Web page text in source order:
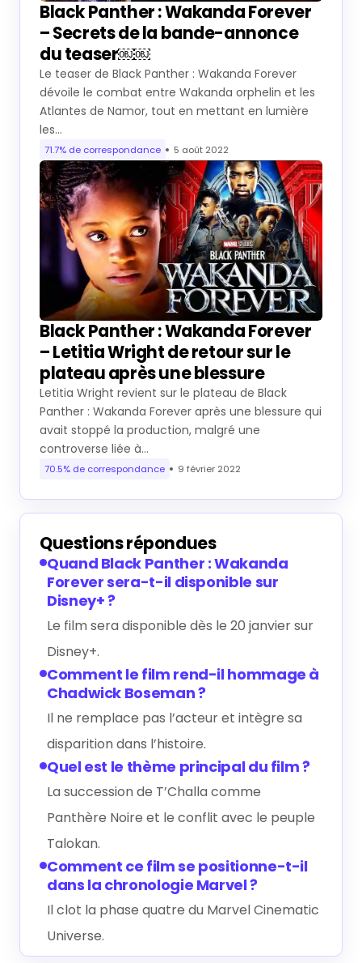
Black Panther : Wakanda Forever
– Secrets de la bande-annonce
du teaser￼￼
Le teaser de Black Panther : Wakanda Forever
dévoile le combat entre Wakanda orphelin et les
Atlantes de Namor, tout en mettant en lumière
les…
71.7% de correspondance 5 août 2022
Black Panther : Wakanda Forever
– Letitia Wright de retour sur le
plateau après une blessure
Letitia Wright revient sur le plateau de Black
Panther : Wakanda Forever après une blessure qui
avait stoppé la production, malgré une
controverse liée à…
70.5% de correspondance 9 février 2022
Questions répondues
Quand Black Panther : Wakanda
Forever sera-t-il disponible sur
Disney+ ?
Le film sera disponible dès le 20 janvier sur
Disney+.
Comment le film rend-il hommage à
Chadwick Boseman ?
Il ne remplace pas l’acteur et intègre sa
disparition dans l’histoire.
Quel est le thème principal du film ?
La succession de T’Challa comme
Panthère Noire et le conflit avec le peuple
Talokan.
Comment ce film se positionne-t-il
dans la chronologie Marvel ?
Il clot la phase quatre du Marvel Cinematic
Universe.